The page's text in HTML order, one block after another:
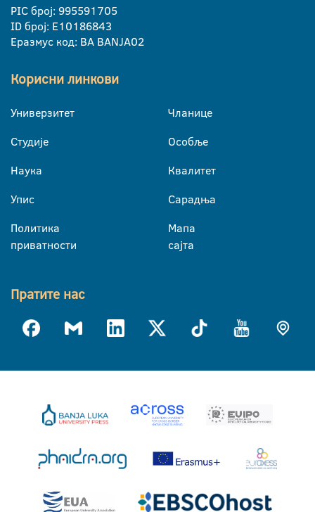
PIC број: 995591705
ID број: E10186843
Еразмус код: BA BANJA02
Корисни линкови
Универзитет
Студије
Наука
Упис
Политика
приватности
Чланице
Особље
Квалитет
Сарадња
Мапа
сајта
Пратите нас